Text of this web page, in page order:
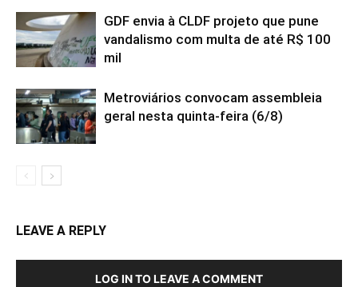
GDF envia à CLDF projeto que pune
vandalismo com multa de até R$ 100
mil
Metroviários convocam assembleia
geral nesta quinta-feira (6/8)
LEAVE A REPLY
LOG IN TO LEAVE A COMMENT